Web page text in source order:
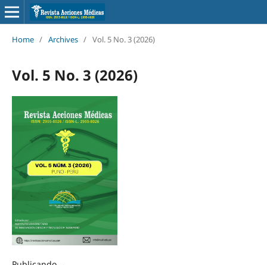
Home / Archives / Vol. 5 No. 3 (2026)
Vol. 5 No. 3 (2026)